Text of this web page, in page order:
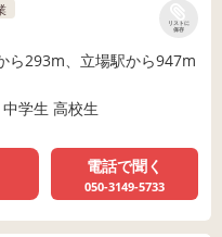
リストに
保存
ら293m、立場駅から947m
学生 高校生
電話で聞く
050-3149-5733